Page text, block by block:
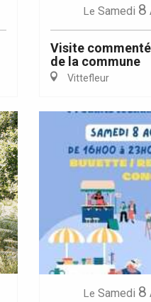
Le Samedi 8
Visite
de la commune
Vittefleur
Le Samedi 8